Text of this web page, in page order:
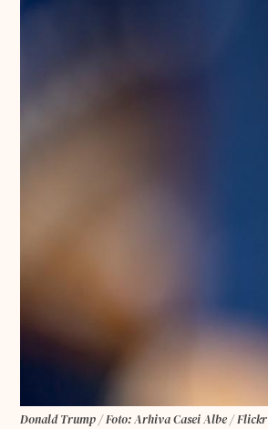
Donald Trump / Foto: Arhiva Casei Albe / Flickr